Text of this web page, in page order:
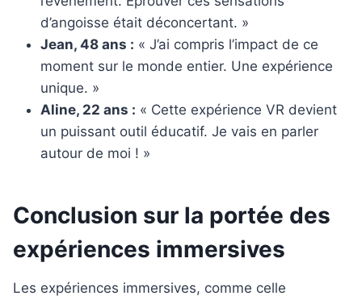
d’angoisse était déconcertant. »
Jean, 48 ans : « J’ai compris l’impact de ce
moment sur le monde entier. Une expérience
unique. »
Aline, 22 ans : « Cette expérience VR devient
un puissant outil éducatif. Je vais en parler
autour de moi ! »
Conclusion sur la portée des
expériences immersives
Les expériences immersives, comme celle